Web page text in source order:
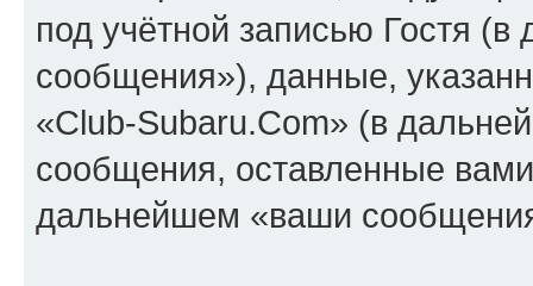
под учётной записью Гостя
сообщения»), данные,
«Club-Subaru.Com» (в
сообщения, оставленные
дальнейшем «ваши